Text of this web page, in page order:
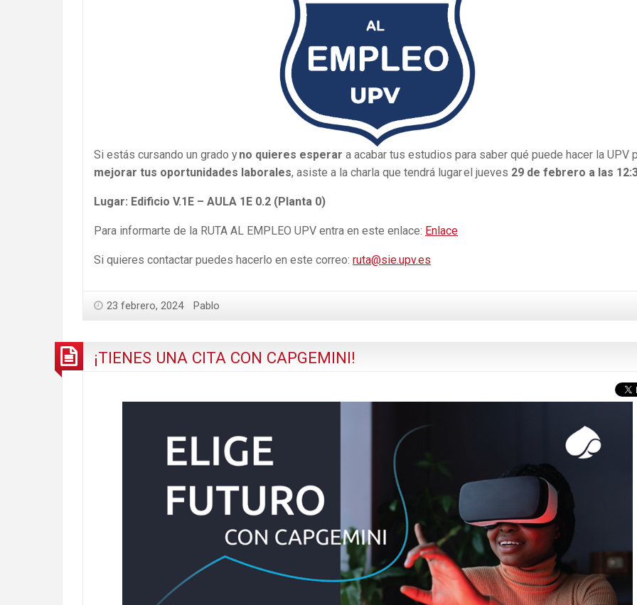
Si estás cursando un grado yno quieres esperar a acabar tus estudios para saber qué puede hacer la UPV
mejorar tus oportunidades laborales, asiste a la charla que tendrá lugar el jueves 29 de febrero a las
Lugar: Edificio V.1E – AULA 1E 0.2 (Planta 0)
Para informarte de la RUTA AL EMPLEO UPV entra en este enlace: Enlace
Si quieres contactar puedes hacerlo en este correo: ruta@sie.upv.es
23 febrero, 2024 Pablo
¡TIENES UNA CITA CON CAPGEMINI!